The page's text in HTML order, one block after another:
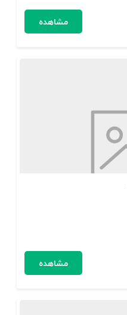
مشاهده
مشاهده